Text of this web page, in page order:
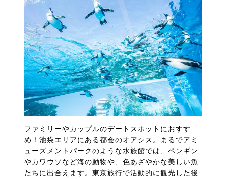
ファミリーやカップルのデートスポットにおすす
め！池袋エリアにある都会のオアシス。まるでアミ
ューズメントパークのような水族館では、ペンギン
やカワウソなど海の動物や、色あざやかな美しい魚
たちに出合えます。東京旅行で活動的に観光した後